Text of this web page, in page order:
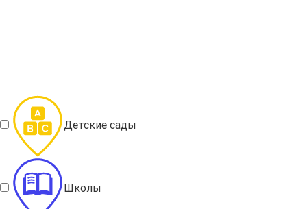
Детские сады
Школы